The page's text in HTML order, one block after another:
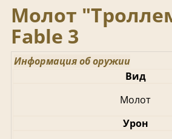
Молот
Fable 3
Информация об оружии
Вид
Молот
Урон